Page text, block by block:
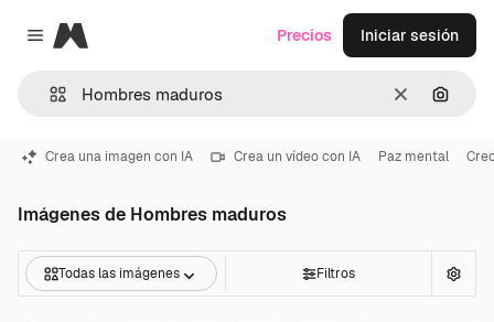
Close menu
Magnific
Borrar
Precios Iniciar sesión
Crea una imagen con IA Crea un vídeo con IA Paz mental
Imágenes de Hombres maduros
Todas las imágenes Filtros